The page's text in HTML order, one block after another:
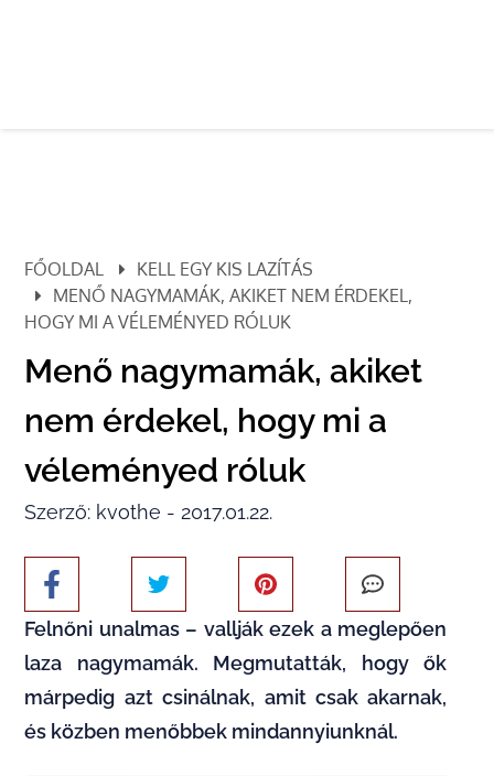
FŐOLDAL
KELL EGY KIS LAZÍTÁS
MENŐ NAGYMAMÁK, AKIKET NEM ÉRDEKEL,
HOGY MI A VÉLEMÉNYED RÓLUK
Menő nagymamák, akiket
nem érdekel, hogy mi a
véleményed róluk
Szerző: kvothe - 2017.01.22.
Felnőni unalmas – vallják ezek a meglepően
laza nagymamák. Megmutatták, hogy ők
márpedig azt csinálnak, amit csak akarnak,
és közben menőbbek mindannyiunknál.